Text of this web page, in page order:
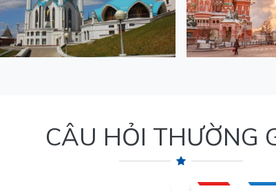
CÂU HỎI THƯỜNG